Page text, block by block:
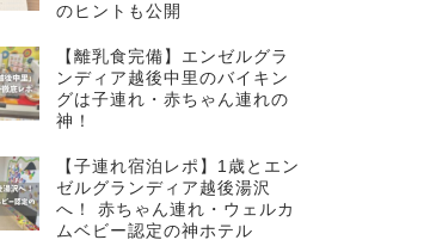
のヒントも公開
【離乳食完備】エンゼルグラ
ンディア越後中里のバイキン
グは子連れ・赤ちゃん連れの
神！
【子連れ宿泊レポ】1歳とエン
ゼルグランディア越後湯沢
へ！ 赤ちゃん連れ・ウェルカ
ムベビー認定の神ホテル